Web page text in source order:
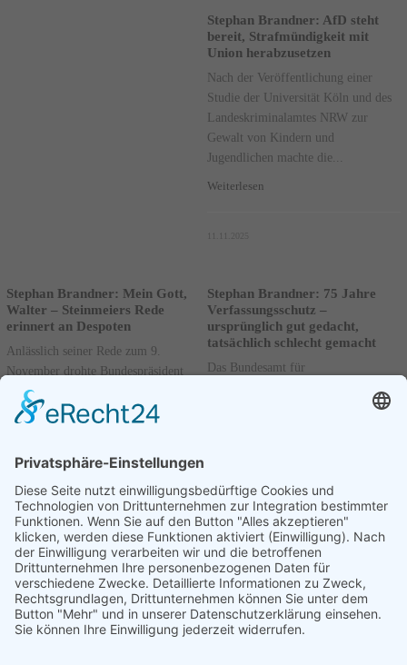
Stephan Brandner: AfD steht
bereit, Strafmündigkeit mit
Union herabzusetzen
Nach der Veröffentlichung einer
Studie der Universität Köln und des
Landeskriminalamtes NRW zur
Gewalt von Kindern und
Jugendlichen machte die...
Weiterlesen
Stephan Brandner: Mein Gott,
Walter – Steinmeiers Rede
erinnert an Despoten
Anlässlich seiner Rede zum 9.
November drohte Bundespräsident
Steinmeier der Alternative für
Deutschland faktisch mit einem
Weiterlesen
11.11.2025
Stephan Brandner: 75 Jahre
Verfassungsschutz –
ursprünglich gut gedacht,
tatsächlich schlecht gemacht
Das Bundesamt für
jähriges Bestehen. Stephan Brandner,
27.10.2025
Seite 1 von 77. 1 2 3 ....